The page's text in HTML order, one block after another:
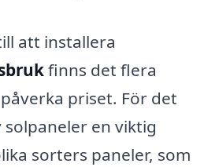
att installera
finns det flera
priset. För det
en viktig
sorters paneler, som